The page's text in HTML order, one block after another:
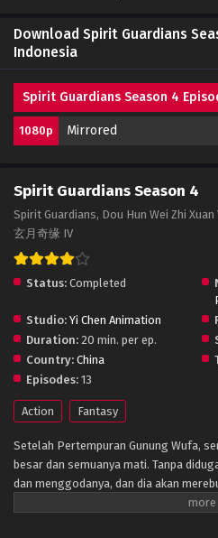
Download Spirit Guardians
Indonesia
Spirit Guardians Season 4
1080p Mirrored
Spirit Guardians Season 4
Spirit Guardians, Dou Hun Wei Zhi
玄月奇缘 IV
Status: Completed
Studio: Yi Chen Animation
Duration: 20 min. per ep.
Country: China
Episodes: 13
Action Fantasy
Setelah Pertempuran Gunung Wufa,
besar dan semuanya mati. Tanpa
dan menggodanya, dan dia akan
membuka tempat suci jiwa-jiwa yang